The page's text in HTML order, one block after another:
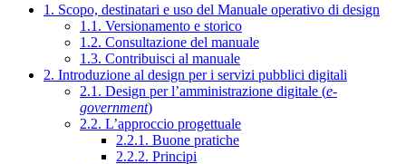
1. Scopo, destinatari e uso del Manuale operativo di design
1.1. Versionamento e storico
1.2. Consultazione del manuale
1.3. Contribuisci al manuale
2. Introduzione al design per i servizi pubblici digitali
2.1. Design per l’amministrazione digitale (e-
government)
2.2. L’approccio progettuale
2.2.1. Buone pratiche
2.2.2. Principi